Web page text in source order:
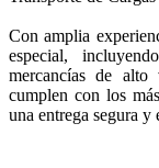
Con amplia
especial,
mercancías de alto
cumplen con los
una entrega segura